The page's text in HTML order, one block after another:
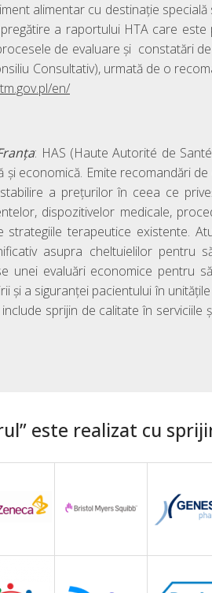
alimentar cu destinație
a raportului HTA care
de evaluare și constatări
Consultativ), urmată de o
en/
: HAS (Haute Autorité de
economică. Emite recomandări
a prețurilor în ceea ce
dispozitivelor medicale,
strategiile terapeutice existente.
asupra cheltuielilor pentru
unei evaluări economice pentru
și a siguranței pacientului în
sprijin de calitate în serviciile
este realizat cu